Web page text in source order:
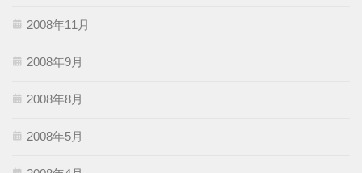
2008年11月
2008年9月
2008年8月
2008年5月